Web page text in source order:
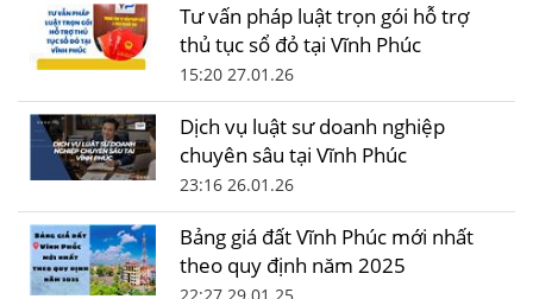
Tư vấn pháp luật trọn gói hỗ trợ
thủ tục sổ đỏ tại Vĩnh Phúc
15:20 27.01.26
Dịch vụ luật sư doanh nghiệp
chuyên sâu tại Vĩnh Phúc
23:16 26.01.26
Bảng giá đất Vĩnh Phúc mới nhất
theo quy định năm 2025